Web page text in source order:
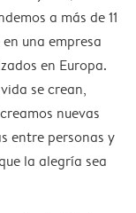
a más de 11
una empresa
en Europa.
se crean,
nuevas
entre personas y
la alegría sea